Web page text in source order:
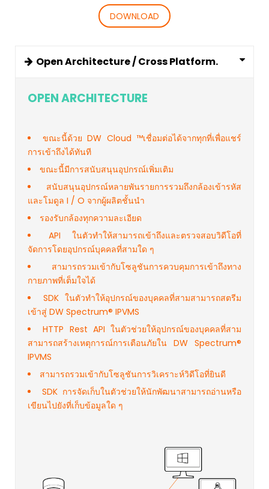
DOWNLOAD
Open Architecture / Cross Platform.
OPEN ARCHITECTURE
ขณะนี้ด้วย DW Cloud ™เชื่อมต่อได้จากทุกที่เพื่อแชร์
การเข้าถึงได้ทันที
ขณะนี้มีการสนับสนุนอุปกรณ์เพิ่มเติม
สนับสนุนอุปกรณ์หลายพันรายการรวมถึงกล้องเข้ารหัส
และโมดูล I / O จากผู้ผลิตชั้นนำ
รองรับกล้องทุกความละเอียด
API ในตัวทำให้สามารถเข้าถึงและตรวจสอบวิดีโอที่
จัดการโดยอุปกรณ์บุคคลที่สามใด ๆ
สามารถรวมเข้ากับโซลูชันการควบคุมการเข้าถึงทาง
กายภาพที่เต็มใจได้
SDK ในตัวทำให้อุปกรณ์ของบุคคลที่สามสามารถสตรีม
เข้าสู่ DW Spectrum® IPVMS
HTTP Rest API ในตัวช่วยให้อุปกรณ์ของบุคคลที่สาม
สามารถสร้างเหตุการณ์การเตือนภัยใน DW Spectrum®
IPVMS
สามารถรวมเข้ากับโซลูชันการวิเคราะห์วิดีโอที่ยินดี
SDK การจัดเก็บในตัวช่วยให้นักพัฒนาสามารถอ่านหรือ
เขียนไปยังที่เก็บข้อมูลใด ๆ